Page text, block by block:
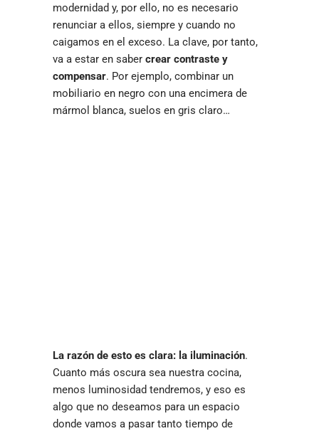
modernidad y, por ello, no es necesario
renunciar a ellos, siempre y cuando no
caigamos en el exceso. La clave, por tanto,
va a estar en saber crear contraste y
compensar. Por ejemplo, combinar un
mobiliario en negro con una encimera de
mármol blanca, suelos en gris claro…
La razón de esto es clara: la iluminación.
Cuanto más oscura sea nuestra cocina,
menos luminosidad tendremos, y eso es
algo que no deseamos para un espacio
donde vamos a pasar tanto tiempo de